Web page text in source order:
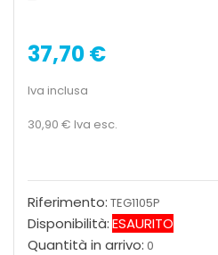
37,70 €
Iva inclusa
30,90 € Iva esc.
Riferimento: TEG1105P
Disponibilità:ESAURITO
Quantità in arrivo: 0